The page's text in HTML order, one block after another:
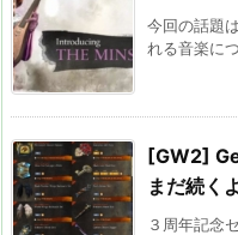
今回の話題
れる音楽に
[GW2]
まだ続く
３周年記念